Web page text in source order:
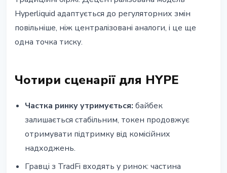
Hyperliquid адаптується до регуляторних змін
повільніше, ніж централізовані аналоги, і це ще
одна точка тиску.
Чотири сценарії для HYPE
Частка ринку утримується: байбек
залишається стабільним, токен продовжує
отримувати підтримку від комісійних
надходжень.
Гравці з TradFi входять у ринок: частина